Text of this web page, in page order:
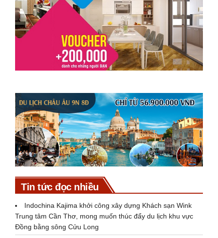
Tin tức đọc nhiều
Indochina Kajima khởi công xây dựng Khách sạn Wink
Trung tâm Cần Thơ, mong muốn thúc đẩy du lịch khu vực
Đồng bằng sông Cửu Long